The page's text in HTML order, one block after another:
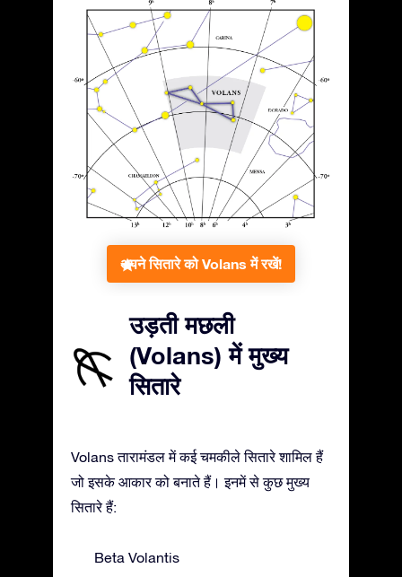
अपने सितारे को Volans में रखें!
उड़ती मछली
(Volans) में मुख्य
सितारे
Volans तारामंडल में कई चमकीले सितारे शामिल हैं
जो इसके आकार को बनाते हैं। इनमें से कुछ मुख्य
सितारे हैं:
Beta Volantis